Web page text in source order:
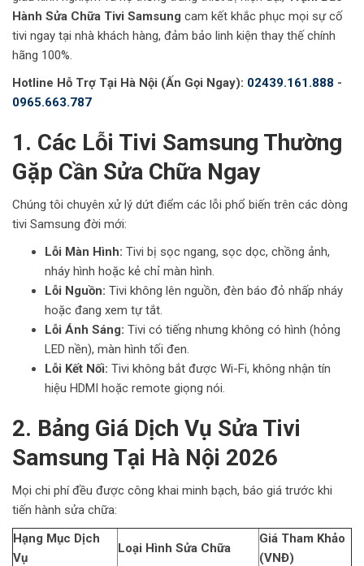
Hành Sửa Chữa Tivi Samsung cam kết khắc phục mọi sự cố
tivi ngay tại nhà khách hàng, đảm bảo linh kiện thay thế chính
hãng 100%.
Hotline Hỗ Trợ Tại Hà Nội (Ấn Gọi Ngay): 02439.161.888 -
0965.663.787
1. Các Lỗi Tivi Samsung Thường
Gặp Cần Sửa Chữa Ngay
Chúng tôi chuyên xử lý dứt điểm các lỗi phổ biến trên các dòng
tivi Samsung đời mới:
Lỗi Màn Hình: Tivi bị sọc ngang, sọc dọc, chồng ảnh,
nháy hình hoặc kẻ chỉ màn hình.
Lỗi Nguồn: Tivi không lên nguồn, đèn báo đỏ nhấp nháy
hoặc đang xem tự tắt.
Lỗi Ánh Sáng: Tivi có tiếng nhưng không có hình (hỏng
LED nền), màn hình tối đen.
Lỗi Kết Nối: Tivi không bắt được Wi-Fi, không nhận tín
hiệu HDMI hoặc remote giọng nói.
2. Bảng Giá Dịch Vụ Sửa Tivi
Samsung Tại Hà Nội 2026
Mọi chi phí đều được công khai minh bạch, báo giá trước khi
tiến hành sửa chữa:
Hạng Mục Dịch
Vụ
Loại Hình Sửa Chữa
Giá Tham Khảo
(VNĐ)